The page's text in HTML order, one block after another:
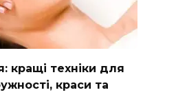
кращі техніки для
краси та